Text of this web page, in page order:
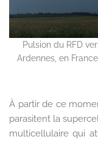
Pulsion du RFD
Ardennes, en
À partir de ce
parasitent la
multicellulaire qui